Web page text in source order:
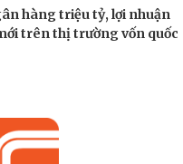
hàng triệu tỷ, lợi nhuận
trên thị trường vốn quốc